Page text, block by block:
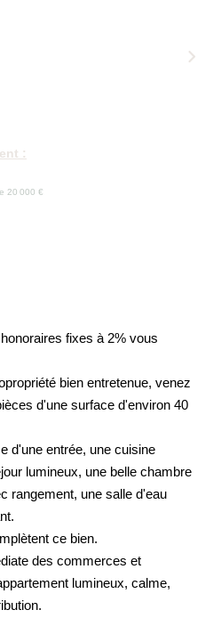
:
20 000 €
fixes à 2% vous
bien entretenue, venez
d'une surface d'environ 40
d'une entrée, une cuisine
lumineux, une belle chambre
rangement, une salle d'eau
ce bien.
des commerces et
lumineux, calme,